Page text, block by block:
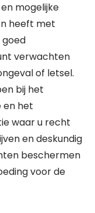
mogelijke
heeft met
goed
verwachten
of letsel.
bij het
en het
waar u recht
en deskundig
beschermen
voor de